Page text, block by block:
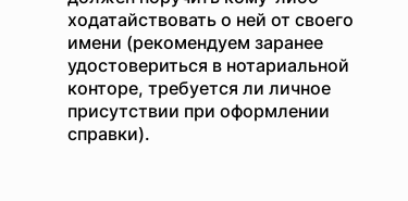
ходатайствовать о ней от своего
имени (рекомендуем заранее
удостовериться в нотариальной
конторе, требуется ли личное
присутствии при оформлении
справки).